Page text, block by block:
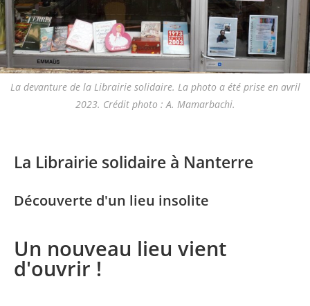
La devanture de la Librairie solidaire. La photo a été prise en avril
2023. Crédit photo : A. Mamarbachi.
La Librairie solidaire à Nanterre
Découverte d'un lieu insolite
Un nouveau lieu vient
d'ouvrir !